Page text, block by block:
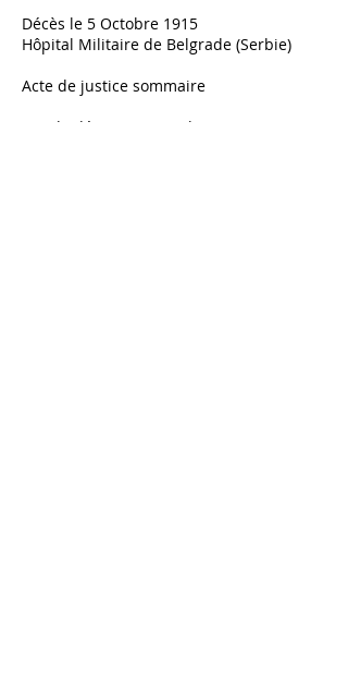
Décès le 5 Octobre 1915
Hôpital Militaire de Belgrade (Serbie)
Acte de justice sommaire
Pas de décoration posthume